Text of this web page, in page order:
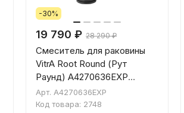
-30%
19 790 ₽ 28 290 ₽
Смеситель для раковины
VitrA Root Round (Рут
Раунд) A4270636EXP
однорычажный матовый
черный латунь
Арт. A4270636EXP
Код товара: 2748